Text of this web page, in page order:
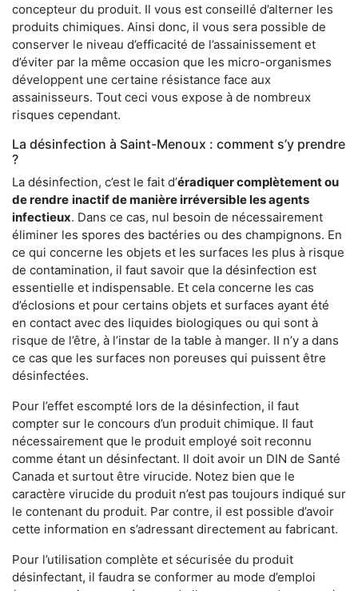
concepteur du produit. Il vous est conseillé d’alterner les
produits chimiques. Ainsi donc, il vous sera possible de
conserver le niveau d’efficacité de l’assainissement et
d’éviter par la même occasion que les micro-organismes
développent une certaine résistance face aux
assainisseurs. Tout ceci vous expose à de nombreux
risques cependant.
La désinfection à Saint-Menoux : comment s’y prendre
?
La désinfection, c’est le fait d’éradiquer complètement ou
de rendre inactif de manière irréversible les agents
infectieux. Dans ce cas, nul besoin de nécessairement
éliminer les spores des bactéries ou des champignons. En
ce qui concerne les objets et les surfaces les plus à risque
de contamination, il faut savoir que la désinfection est
essentielle et indispensable. Et cela concerne les cas
d’éclosions et pour certains objets et surfaces ayant été
en contact avec des liquides biologiques ou qui sont à
risque de l’être, à l’instar de la table à manger. II n’y a dans
ce cas que les surfaces non poreuses qui puissent être
désinfectées.
Pour l’effet escompté lors de la désinfection, il faut
compter sur le concours d’un produit chimique. Il faut
nécessairement que le produit employé soit reconnu
comme étant un désinfectant. Il doit avoir un DIN de Santé
Canada et surtout être virucide. Notez bien que le
caractère virucide du produit n’est pas toujours indiqué sur
le contenant du produit. Par contre, il est possible d’avoir
cette information en s’adressant directement au fabricant.
Pour l’utilisation complète et sécurisée du produit
désinfectant, il faudra se conformer au mode d’emploi